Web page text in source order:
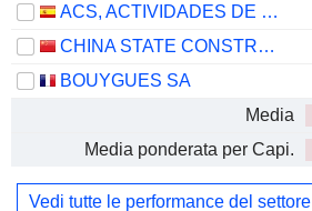
ACS, ACTIVIDADES DE CONSTRUCCIÓN Y SERVICIOS, S.A.
CHINA STATE CONSTRUCTION ENGINEERING CORPORATION LIMITED
BOUYGUES SA
Media
Media ponderata per Capi.
Vedi tutte le performance del settore